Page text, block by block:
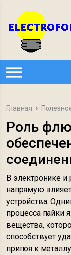
Главная
Роль
В электронике и
напрямую
устройства.
процесса пайки
вещества,
способствует
припоя к